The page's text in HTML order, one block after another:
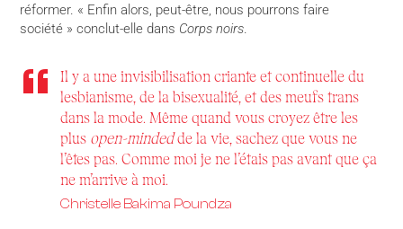
réformer. « Enfin alors, peut-être, nous pourrons faire
société » conclut-elle dans Corps noirs.
Il y a une invisibilisation criante et continuelle du
lesbianisme, de la bisexualité, et des meufs trans
dans la mode. Même quand vous croyez être les
plus open-mindedde la vie, sachez que vous ne
l’êtes pas. Comme moi je ne l’étais pas avant que ça
ne m’arrive à moi.
Christelle Bakima Poundza